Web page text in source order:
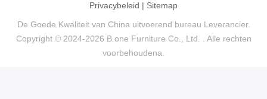
Privacybeleid | Sitemap
De Goede Kwaliteit van China uitvoerend bureau Leverancier.
Copyright © 2024-2026 B.one Furniture Co., Ltd. . Alle rechten
voorbehoudena.